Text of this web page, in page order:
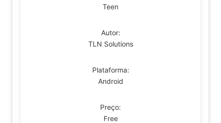
Teen
Autor:
TLN Solutions
Plataforma:
Android
Preço:
Free